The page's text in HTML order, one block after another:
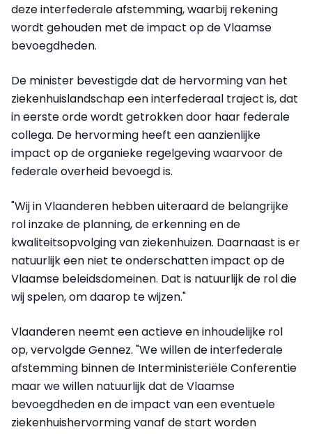
deze interfederale afstemming, waarbij rekening
wordt gehouden met de impact op de Vlaamse
bevoegdheden.
De minister bevestigde dat de hervorming van het
ziekenhuislandschap een interfederaal traject is, dat
in eerste orde wordt getrokken door haar federale
collega. De hervorming heeft een aanzienlijke
impact op de organieke regelgeving waarvoor de
federale overheid bevoegd is.
"Wij in Vlaanderen hebben uiteraard de belangrijke
rol inzake de planning, de erkenning en de
kwaliteitsopvolging van ziekenhuizen. Daarnaast is er
natuurlijk een niet te onderschatten impact op de
Vlaamse beleidsdomeinen. Dat is natuurlijk de rol die
wij spelen, om daarop te wijzen."
Vlaanderen neemt een actieve en inhoudelijke rol
op, vervolgde Gennez. "We willen de interfederale
afstemming binnen de Interministeriële Conferentie
maar we willen natuurlijk dat de Vlaamse
bevoegdheden en de impact van een eventuele
ziekenhuishervorming vanaf de start worden